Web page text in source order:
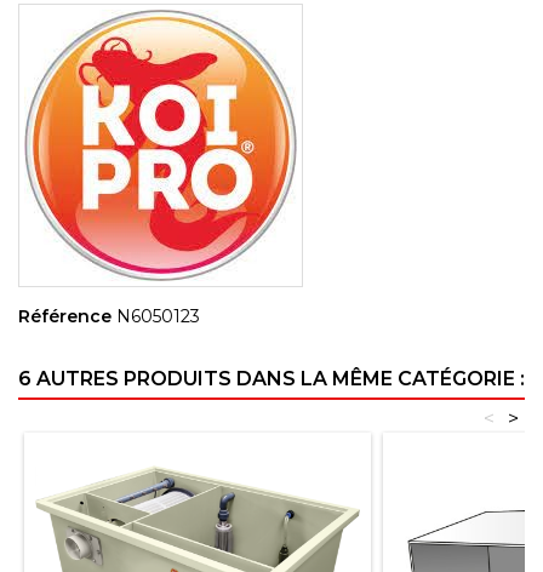
Référence N6050123
6 AUTRES PRODUITS DANS LA MÊME CATÉGORIE :
>
<